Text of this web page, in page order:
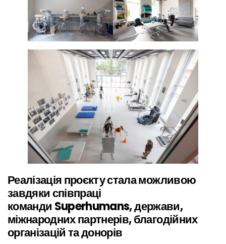
Реалізація проєкту стала можливою
завдяки співпраці
команди Superhumans, держави,
міжнародних партнерів, благодійних
організацій та донорів